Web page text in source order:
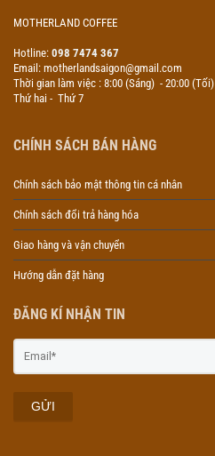
MOTHERLAND COFFEE
Hotline: 098 7474 367
Email: motherlandsaigon@gmail.com
Thời gian làm việc : 8:00 (Sáng) - 20:00 (Tối)
Thứ hai - Thứ 7
CHÍNH SÁCH BÁN HÀNG
Chính sách bảo mật thông tin cá nhân
Chính sách đổi trả hàng hóa
Giao hàng và vận chuyển
Hướng dẫn đặt hàng
ĐĂNG KÍ NHẬN TIN
GỬI